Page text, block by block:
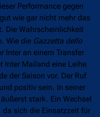
Performance gegen
wie gar nicht mehr das
Die Wahrscheinlichkeit
Wie die Gazzetta dello
Inter an einem Transfer
Inter Mailand eine Leihe
der Saison vor. Der Ruf
positiv sein. In seiner
stark. Ein Wechsel
sich die Einsatzzeit für